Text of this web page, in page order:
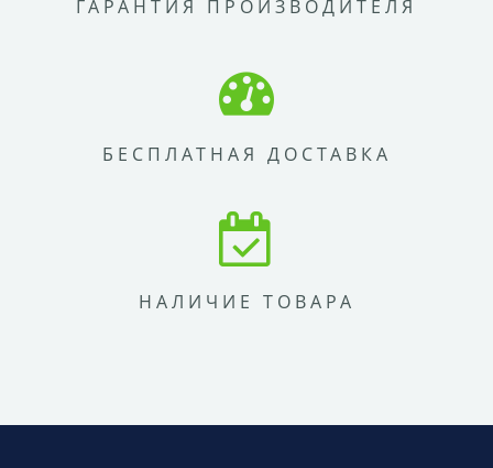
ГАРАНТИЯ ПРОИЗВОДИТЕЛЯ
БЕСПЛАТНАЯ ДОСТАВКА
НАЛИЧИЕ ТОВАРА